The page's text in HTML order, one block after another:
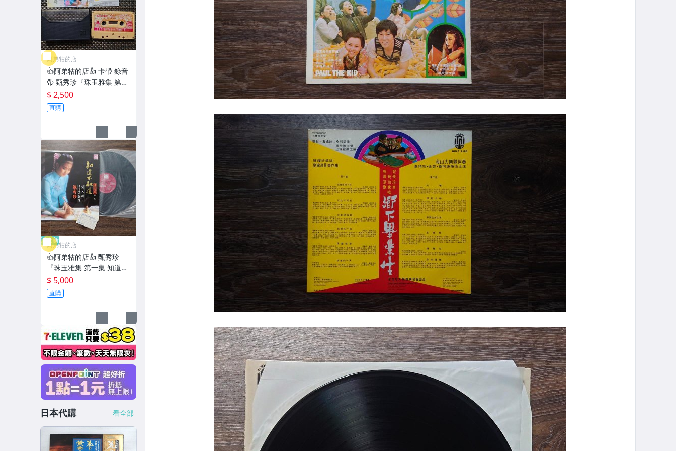
阿弟牯的店
👍阿弟牯的店👍 卡帶 錄音
帶 甄秀珍『珠玉雅集 第一
集 知道不知道』台灣東尼
機構首版卡帶 附歌詞 知道
不知道 情人橋 良夜不能留
$ 2,500
直購
近全新
阿弟牯的店
👍阿弟牯的店👍 甄秀珍
『珠玉雅集 第一集 知道不
知道』台灣東尼機構首版
黑膠 附回函卡 附歌詞 知道
不知道 情人橋 良夜不能留
$ 5,000
直購
日本代購 看全部